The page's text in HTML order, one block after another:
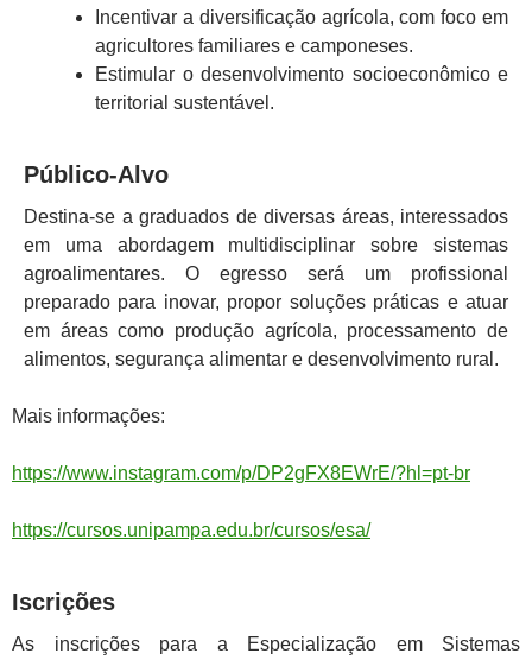
Incentivar a diversificação agrícola, com foco em
agricultores familiares e camponeses.
Estimular o desenvolvimento socioeconômico e
territorial sustentável.
Público-Alvo
Destina-se a graduados de diversas áreas, interessados
em uma abordagem multidisciplinar sobre sistemas
agroalimentares. O egresso será um profissional
preparado para inovar, propor soluções práticas e atuar
em áreas como produção agrícola, processamento de
alimentos, segurança alimentar e desenvolvimento rural.
Mais informações:
https://www.instagram.com/p/DP2gFX8EWrE/?hl=pt-br
https://cursos.unipampa.edu.br/cursos/esa/
Iscrições
As inscrições para a Especialização em Sistemas